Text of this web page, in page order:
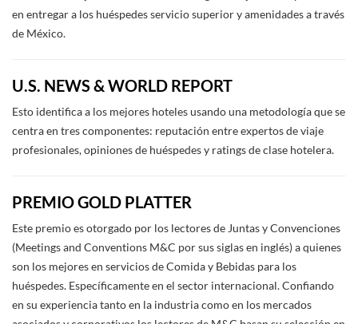
en entregar a los huéspedes servicio superior y amenidades a través
de México.
U.S. NEWS & WORLD REPORT
Esto identifica a los mejores hoteles usando una metodología que se
centra en tres componentes: reputación entre expertos de viaje
profesionales, opiniones de huéspedes y ratings de clase hotelera.
PREMIO GOLD PLATTER
Este premio es otorgado por los lectores de Juntas y Convenciones
(Meetings and Conventions M&C por sus siglas en inglés) a quienes
son los mejores en servicios de Comida y Bebidas para los
huéspedes. Específicamente en el sector internacional. Confiando
en su experiencia tanto en la industria como en los mercados